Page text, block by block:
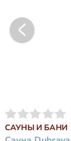
САУНЫ И БАНИ